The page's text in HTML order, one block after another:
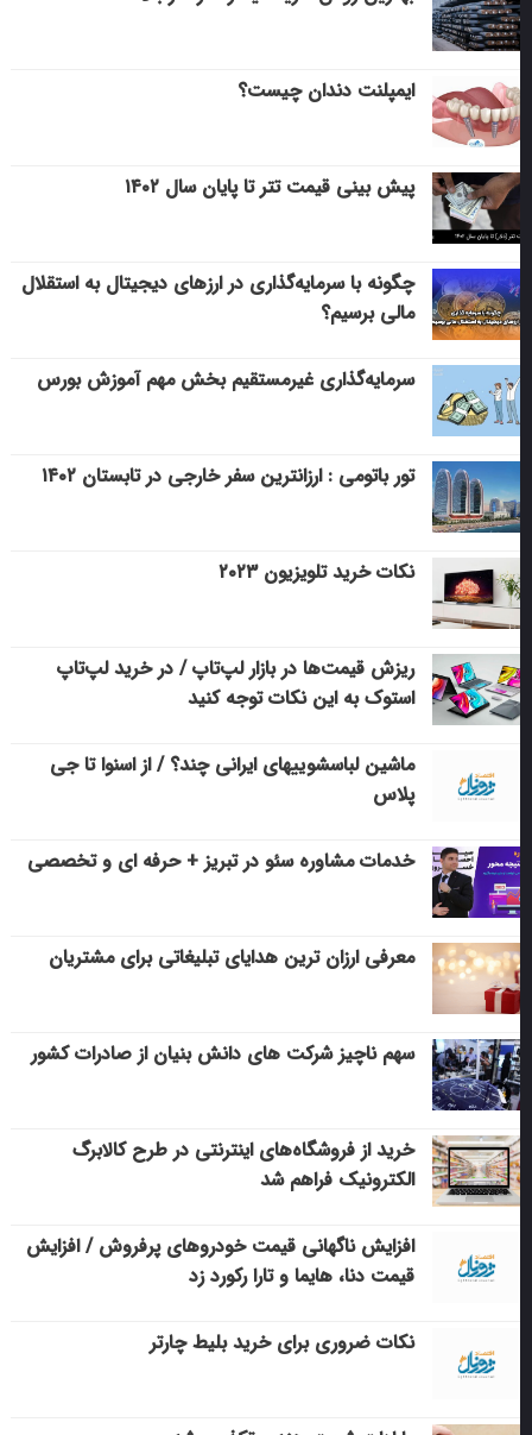
ایمپلنت دندان چیست؟
پیش بینی قیمت تتر تا پایان سال ۱۴۰۲
چگونه با سرمایه‌گذاری در ارزهای دیجیتال به استقلال
مالی برسیم؟
سرمایه‌گذاری غیرمستقیم بخش مهم آموزش بورس
تور باتومی : ارزانترین سفر خارجی در تابستان ۱۴۰۲
نکات خرید تلویزیون ۲۰۲۳
ریزش قیمت‌ها در بازار لپ‌تاپ / در خرید لپ‌تاپ
استوک به این نکات توجه کنید
ماشین لباسشویی‎های ایرانی چند؟ / از اسنوا تا جی
پلاس
خدمات مشاوره سئو در تبریز + حرفه ای و تخصصی
معرفی ارزان ترین هدایای تبلیغاتی برای مشتریان
سهم ناچیز شرکت های دانش بنیان از صادرات کشور
خرید از فروشگاه‌های اینترنتی در طرح کالابرگ
الکترونیک فراهم شد
افزایش ناگهانی قیمت خودروهای پرفروش / افزایش
قیمت دنا، هایما و تارا رکورد زد
نکات ضروری برای خرید بلیط چارتر